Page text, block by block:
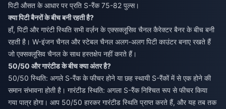
पिटी औसत के आधार पर प्रति S-रैंक 75-82 पुल्स।
क्या पिटी बैनरों के बीच बनी रहती है?
हाँ, पिटी और गारंटी स्थिति सभी वर्ज़न के एक्सक्लूसिव चैनल कैरेक्टर बैनर के बीच बनी
रहती है। W-इंजन चैनल और स्टेबल चैनल अलग-अलग पिटी काउंटर बनाए रखते हैं
जो एक्सक्लूसिव चैनल के साथ हस्तक्षेप नहीं करते हैं।
50/50 और गारंटीड के बीच क्या अंतर है?
50/50 स्थिति: अगले S-रैंक के फीचर होने या छह स्थायी S-रैंकों में से एक होने की
समान संभावना होती है। गारंटीड स्थिति: अगला S-रैंक निश्चित रूप से फीचर किया
गया पात्र होगा। आप 50/50 हारकर गारंटीड स्थिति प्राप्त करते हैं, और यह तब तक